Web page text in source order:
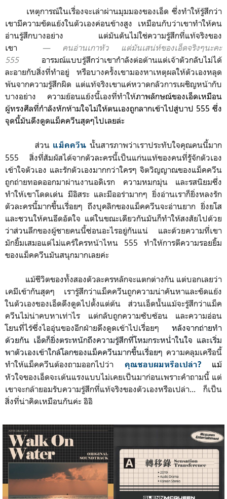
เหตุการณ์ในเรื่องจะเล่าผ่านมุมมองของเอ็ด ซึ่งทำให้รู้สึกว่า
เขามีความขัดแย้งในตัวเองค่อนข้างสูง เหมือนกับว่าเขาทำให้คน
อ่านรู้สึกบางอย่าง แต่มันดันไม่ใช่ความรู้สึกที่แท้จริงของ
เขา ― คนอ่านเกาหัว แต่มันเสน่ห์ของเอ็ดจริงๆนะคะ
555อารมณ์แบบรู้สึกว่าเขากำลังต่อต้านแต่เจ้าตัวกลับไม่ได้
ละอายกับสิ่งที่ทำอยู่ หรือบางครั้งเขามองหาเหตุผลให้ตัวเองหลุด
พ้นจากความรู้สึกผิด แต่แท้จริงเขาแค่หวาดกลัวการเผชิญหน้ากับ
บางอย่าง ความย้อนแย้งนี้เองที่ทำให้ภาพลักษณ์ของเอ็ดเหมือน
ผู้ทรงศีลที่กำลังหักห้ามใจไม่ให้ตนเองถูกลากเข้าไปสู่บาป 555 ซึ่ง
จุดนี้มันดึงดูดแม็คควีนสุดๆไปเลยล่ะ
ส่วน แม็คควีน นั้นสารภาพว่าเราประทับใจคุณคนนี้มาก
555 สิ่งที่สัมผัสได้จากตัวละครนี้เป็นแก่นแท้ของคนที่รู้ัจักตัวเอง
เข้าใจตัวเอง และรักตัวเองมากกว่าใครๆ จิตวิญญาณของแม็คควีน
ถูกถ่ายทอดออกมาผ่านงานอดิเรก ความหมกมุ่น และรสนิยมซึ่ง
ทำให้เขาโดดเด่น มีอิสระ และมีออร่ามากๆ ยิ่งอ่านเราก็ยิ่งหลงรัก
ตัวละครนี้มากขึ้นเรื่อยๆ ถึงบุคลิกของแม็คควีนจะอ่านยาก ยิ่งยโส
และชวนให้คนอึดอัดใจ แต่ในขณะเดียวกันมันก็ทำให้สงสัยไปด้วย
ว่าส่วนลึกของผู้ชายคนนี้ซ่อนอะไรอยู่กันแน่ และด้วยความที่เขา
มักยิ้มเสมอแต่ไม่แคร์ใครหน้าไหน 555 ทำให้การตีความรอยยิ้ม
ของแม็คควีนมันสนุกมากเลยค่ะ
แม้ชีวิตของทั้งสองตัวละครหลักจะแตกต่างกัน แต่บอกเลยว่า
เคมีเข้ากันสุดๆ เรารู้สึกว่าแม็คควีนถูกความน่าคันหาและขัดแย้ง
ในตัวเองของเอ็ดดึงดูดไปตั้งแต่ต้น ส่วนเอ็ดนั้นแม้จะรู้สึกว่าแม็ค
ควีนไม่น่าคบหาเท่าไร แต่กลับถูกความซับซ้อน และความอ่อน
โยนที่ไร้ซึ่งไออุ่นของอีกฝ่ายดึงดูดเข้าไปเรื่อยๆ หลังจากถ่ายทำ
ด้วยกัน เอ็ดก็ยิ่งตระหนักถึงความรู้สึกที่โหมกระหน่ำในใจ และเริ่ม
พาตัวเองเข้าใกล้โลกของแม็คควีนมากขึ้นเรื่อยๆ ความคลุมเครือนี้
ทำให้แม็คควีนต้องถามออกไปว่า คุณชอบผมหรือเปล่า? แม้
หัวใจของเอ็ดจะเต้นแรงแบบไม่เคยเป็นมาก่อนเพราะคำถามนี้ แต่
เขาจะกล้ายอมรับความรู้สึกที่แท้จริงของตัวเองหรือเปล่า... ก็เป็น
สิ่งที่น่าคิดเหมือนกันค่ะ อิอิ